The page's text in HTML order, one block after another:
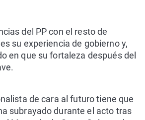
del PP con el resto de
su experiencia de gobierno y,
en que su fortaleza después del
de cara al futuro tiene que
subrayado durante el acto tras